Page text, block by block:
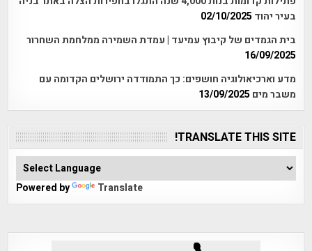
בעיר יהוד 02/10/2025
בית הגמדים של קיבוץ עמיעד | עמדת השמירה ממלחמת השחרור
16/09/2025
מדע וארכיאולוגיה חושפים: כך התמודדה ירושלים הקדומה עם
משבר מים 13/09/2025
TRANSLATE THIS SITE!
Powered by Translate